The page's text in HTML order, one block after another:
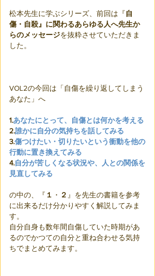
松本先生に学ぶシリーズ、前回は『自
傷・自殺』に関わるあらゆる人へ先生か
らのメッセージを抜粋させていただきま
した。
VOL2の今回は「自傷を繰り返してしまう
あなた」へ
1.あなたにとって、自傷とは何かを考える
2.誰かに自分の気持ちを話してみる
3.傷つけたい・切りたいという衝動を他の
行動に置き換えてみる
4.自分が苦しくなる状況や、人との関係を
見直してみる
の中の、『 １ ・ ２ 』を先生の書籍を参考
に出来るだけ分かりやすく解説してみま
す。
自分自身も数年間自傷していた時期があ
るのでかつての自分と重ね合わせる気持
ちでまとめてみます。